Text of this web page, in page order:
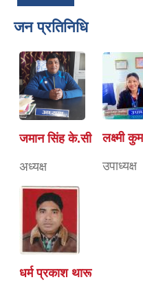
जन प्रतिनिधि
जमान सिंह के.सी
अध्यक्ष
लक्ष्मी
उपाध्यक्ष
धर्म प्रकाश थारू